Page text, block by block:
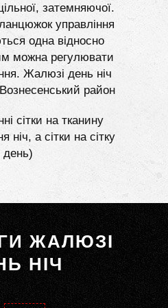
затемняючої.
управління
одна відносно
можна регулювати
Жалюзі день ніч
район
сітки на тканину
ніч, а сітки на сітку
день)
ЖАЛЮЗІ
НІЧ